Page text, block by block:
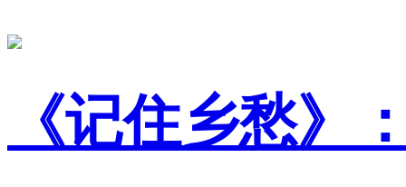
《记住乡愁》